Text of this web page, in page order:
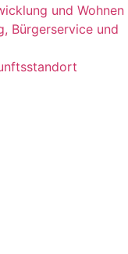
und Wohnen
Bür­ger­ser­vice und